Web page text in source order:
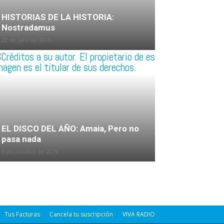
HISTORIAS DE LA HISTORIA:
Nostradamus
EL DISCO DEL AÑO: Amaia, Pero no
pasa nada
Tus Facturas Cancela tu suscripción VIVA RADIO